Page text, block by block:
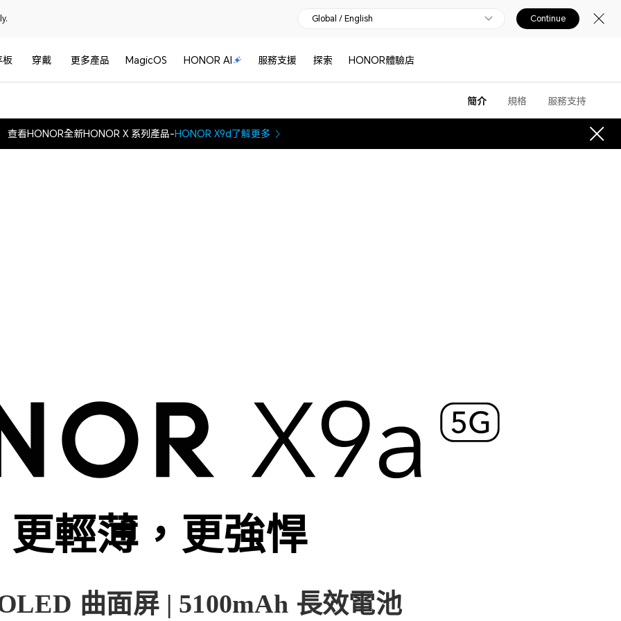
Global / English Continue
板 穿戴 更多產品 MagicOS HONOR AI 服務支援 探索 HONOR體驗店
簡介 規格 服務支持
查看HONOR全新HONOR X 系列產品-HONOR X9d了解更多
更輕薄，更強悍
曲面屏 | 5100mAh 長效電池